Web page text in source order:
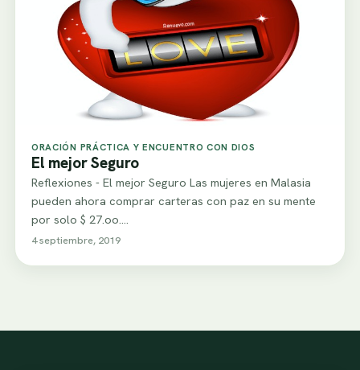
ORACIÓN PRÁCTICA Y ENCUENTRO CON DIOS
El mejor Seguro
Reflexiones - El mejor Seguro Las mujeres en Malasia
pueden ahora comprar carteras con paz en su mente
por solo $ 27.oo.…
4 septiembre, 2019